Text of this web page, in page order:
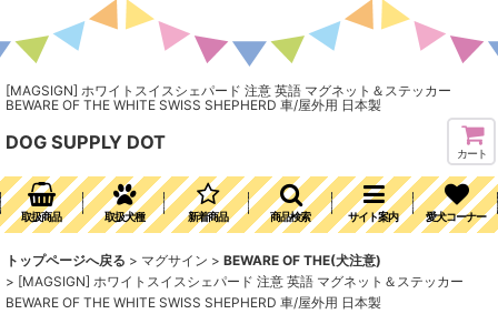
[MAGSIGN] ホワイトスイスシェパード 注意 英語 マグネット＆ステッカー
BEWARE OF THE WHITE SWISS SHEPHERD 車/屋外用 日本製
DOG SUPPLY DOT
カート
取扱商品 取扱犬種 新着商品 商品検索 サイト案内 愛犬コーナー
トップページへ戻る > マグサイン > BEWARE OF THE(犬注意)
> [MAGSIGN] ホワイトスイスシェパード 注意 英語 マグネット＆ステッカー
BEWARE OF THE WHITE SWISS SHEPHERD 車/屋外用 日本製